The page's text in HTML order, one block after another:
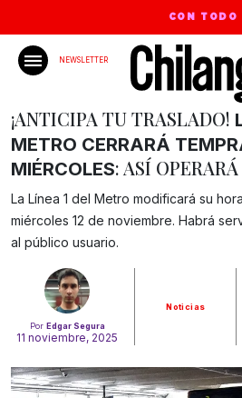
CON TODO
NEWSLETTER
Por Edgar Segura
11 noviembre, 2025
Noticias
¡ANTICIPA TU TRASLADO!
METRO CERRARÁ
MIÉRCOLES: ASÍ
La Línea 1 del Metro modificará su
miércoles 12 de noviembre. Habrá
al público usuario.